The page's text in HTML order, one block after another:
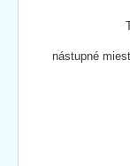
nástupné